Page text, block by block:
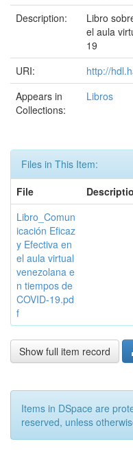
Description:
Libro
el aula
19
URI:
http://
Appears in
Collections:
Libros
Files in This Item:
File
Libro_Comun
icación Eficaz
y Efectiva en
el aula virtual
venezolana e
n tiempos de
COVID-19.pd
f
Show full item record
Items in DSpace are
reserved, unless